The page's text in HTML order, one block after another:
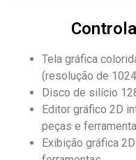
Tela gráfica
(resolução de
Disco de silício
Editor gráfico 2D
peças e
Exibição gráfica